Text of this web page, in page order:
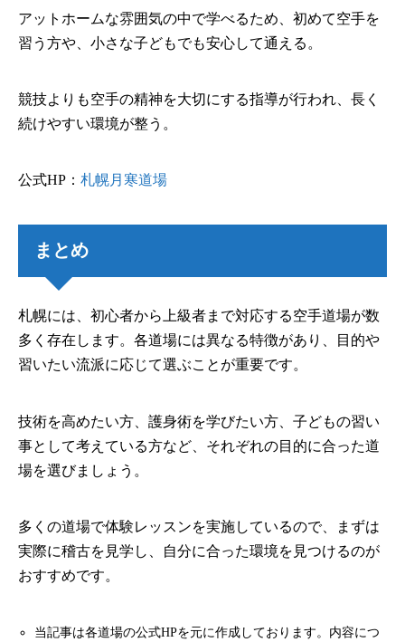
アットホームな雰囲気の中で学べるため、初めて空手を
習う方や、小さな子どもでも安心して通える。
競技よりも空手の精神を大切にする指導が行われ、長く
続けやすい環境が整う。
公式HP： 札幌月寒道場
まとめ
札幌には、初心者から上級者まで対応する空手道場が数
多く存在します。各道場には異なる特徴があり、目的や
習いたい流派に応じて選ぶことが重要です。
技術を高めたい方、護身術を学びたい方、子どもの習い
事として考えている方など、それぞれの目的に合った道
場を選びましょう。
多くの道場で体験レッスンを実施しているので、まずは
実際に稽古を見学し、自分に合った環境を見つけるのが
おすすめです。
当記事は各道場の公式HPを元に作成しております。内容につ